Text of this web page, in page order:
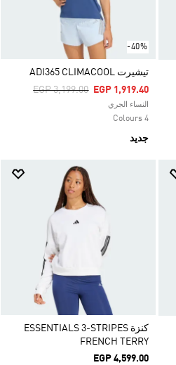
-40%
تيشيرت ADI365 CLIMACOOL
Price Reduced From
EGP 3,199.00ToEGP 1,919.40
النساء الجري
4 Colours
جديد
كنزة ESSENTIALS 3-STRIPES
FRENCH TERRY
EGP 4,599.00